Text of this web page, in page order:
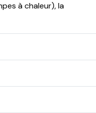
à chaleur), la